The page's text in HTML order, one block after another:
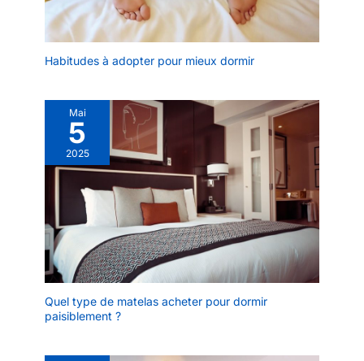
Habitudes à adopter pour mieux dormir
Mai
5
2025
Quel type de matelas acheter pour dormir
paisiblement ?